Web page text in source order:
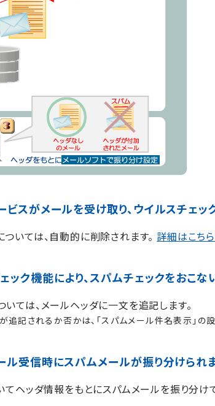
ビスがメールを受け取り、ウイルスチェッ
いては、自動的に削除されます。 詳細はこち
ック機能により、スパムチェックをおこな
ては、メールヘッダに一文を追記します。
記されるか否かは、「スパムメール件名表示」の
ル受信時にスパムメールが振り分けられ
てヘッダ情報をもとにスパムメールを振り分け